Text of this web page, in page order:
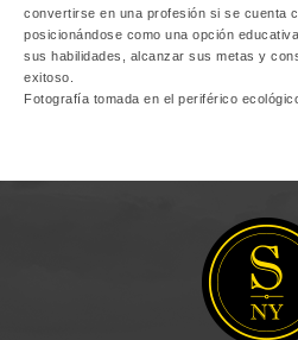
convertirse en una profesión si se cuenta
posicionándose como una opción
sus habilidades, alcanzar sus metas y
exitoso.
Fotografía tomada en el periférico